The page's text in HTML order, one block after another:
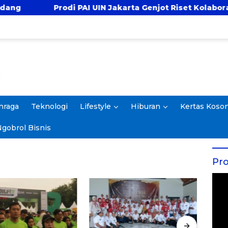
Prodi PAI UIN Jakarta Genjot Riset Kolaboratif, Antar
Teknologi Lifestyle Hiburan Kertas
Bisnis